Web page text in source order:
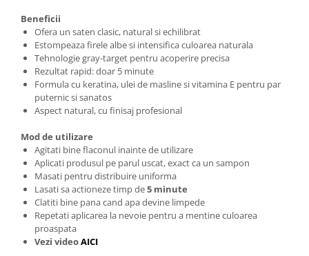
Beneficii
Ofera un saten clasic, natural si echilibrat
Estompeaza firele albe si intensifica culoarea naturala
Tehnologie gray-target pentru acoperire precisa
Rezultat rapid: doar 5 minute
Formula cu keratina, ulei de masline si vitamina E pentru par
puternic si sanatos
Aspect natural, cu finisaj profesional
Mod de utilizare
Agitati bine flaconul inainte de utilizare
Aplicati produsul pe parul uscat, exact ca un sampon
Masati pentru distribuire uniforma
Lasati sa actioneze timp de5 minute
Clatiti bine pana cand apa devine limpede
Repetati aplicarea la nevoie pentru a mentine culoarea
proaspata
Vezi videoAICI